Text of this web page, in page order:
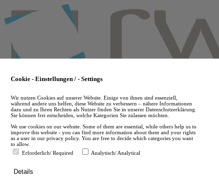
to
main
en
Cookie - Einstellungen / - Settings
Wir nutzen Cookies auf unserer Website. Einige von ihnen sind essenziell,
während andere uns helfen, diese Website zu verbessern – nähere Informationen
dazu und zu Ihren Rechten als Nutzer finden Sie in unserer Datenschutzerklärung.
Sie können frei entscheiden, welche Kategorien Sie zulassen möchten.
We use cookies on our website. Some of them are essential, while others help us to
improve this website - you can find more information about them and your rights
as a user in our privacy policy. You are free to decide which categories you want
to allow.
Erforderlich/ Required
Analytisch/ Analytical
Details